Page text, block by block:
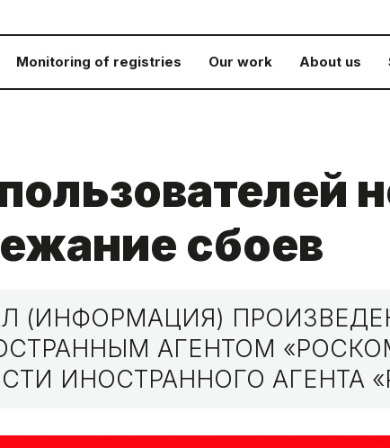
Monitoring of registries Our work About us
сбоев
(ИНФОРМАЦИЯ)
АГЕНТОМ
ИНОСТРАННОГО АГЕНТА